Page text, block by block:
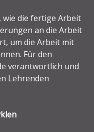
die fertige Arbeit
an die Arbeit
um die Arbeit mit
Für den
verantwortlich und
Lehrenden